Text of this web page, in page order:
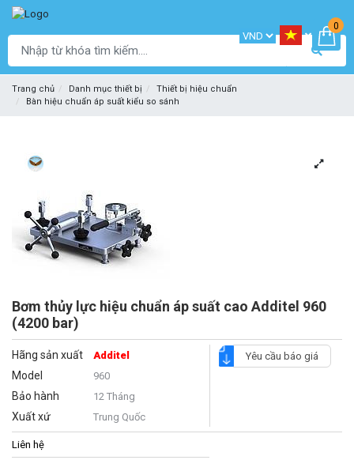
0
Trang chủ Danh mục thiết bị
Thiết bị hiệu chuẩn
Bàn hiệu chuẩn áp suất kiểu so sánh
Bơm thủy lực hiệu chuẩn áp suất cao Additel 960
(4200 bar)
Hãng sản xuất Additel
Model 960
Bảo hành 12 Tháng
Xuất xứ Trung Quốc
Yêu cầu báo giá
Liên hệ